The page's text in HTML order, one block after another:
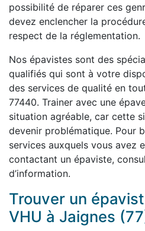
possibilité de réparer ces
devez enclencher la
respect de la réglementation.
Nos épavistes sont des
qualifiés qui sont à votre
des services de qualité en
77440. Trainer avec une
situation agréable, car cette
devenir problématique. Pour
services auxquels vous avez
contactant un épaviste,
d’information.
Trouver un
VHU à Jaignes